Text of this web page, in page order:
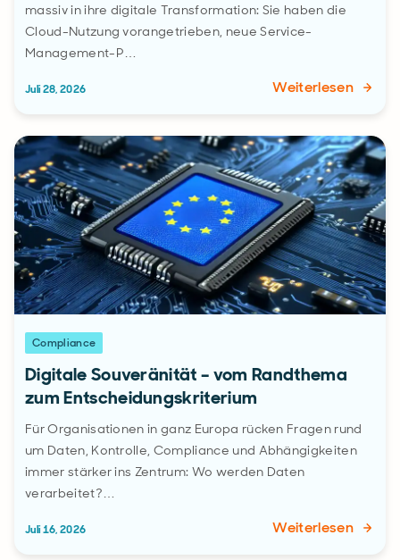
massiv in ihre digitale Transformation: Sie haben die
Cloud-Nutzung vorangetrieben, neue Service-
Management-P…
Juli 28, 2026 Weiterlesen
Compliance
Digitale Souveränität – vom Randthema
zum Entscheidungskriterium
Für Organisationen in ganz Europa rücken Fragen rund
um Daten, Kontrolle, Compliance und Abhängigkeiten
immer stärker ins Zentrum: Wo werden Daten
verarbeitet?…
Juli 16, 2026 Weiterlesen